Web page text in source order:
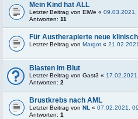
Mein Kind hat ALL
Letzter Beitrag von ElWe « 09.03.2021,
Antworten: 11
Für Austherapierte neue
Letzter Beitrag von Margot «
Blasten im Blut
Letzter Beitrag von Gast3 «
Antworten: 2
Brustkrebs nach AML
Letzter Beitrag von NL « 07.02.2021,
Antworten: 1